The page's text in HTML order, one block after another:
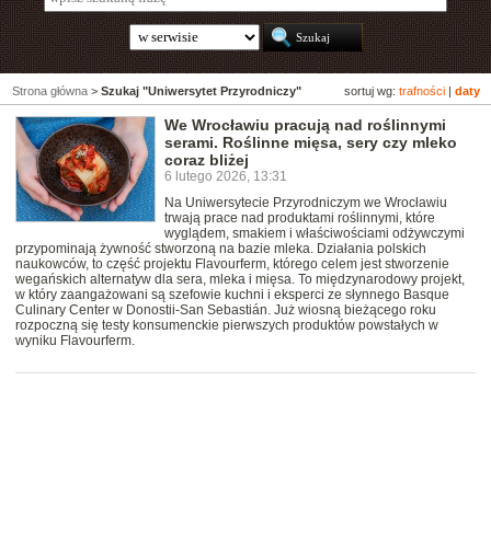
sortuj wg: trafności daty
Strona główna > Szukaj "Uniwersytet Przyrodniczy"
We Wrocławiu pracują nad roślinnymi
serami. Roślinne mięsa, sery czy mleko
coraz bliżej
6 lutego 2026, 13:31
Na Uniwersytecie Przyrodniczym we Wrocławiu
trwają prace nad produktami roślinnymi, które
wyglądem, smakiem i właściwościami odżywczymi
przypominają żywność stworzoną na bazie mleka. Działania polskich
naukowców, to część projektu Flavourferm, którego celem jest stworzenie
wegańskich alternatyw dla sera, mleka i mięsa. To międzynarodowy projekt,
w który zaangażowani są szefowie kuchni i eksperci ze słynnego Basque
Culinary Center w Donostii-San Sebastián. Już wiosną bieżącego roku
rozpoczną się testy konsumenckie pierwszych produktów powstałych w
wyniku Flavourferm.